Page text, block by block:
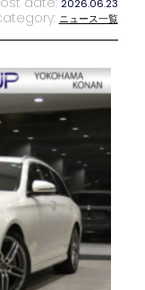
2026.06.23
ニュース一覧